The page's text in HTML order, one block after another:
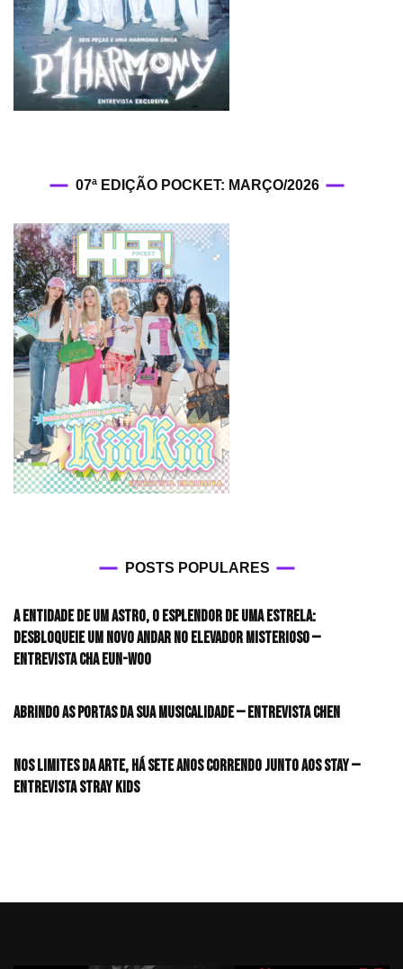
07ª EDIÇÃO POCKET: MARÇO/2026
POSTS POPULARES
A entidade de um astro, o esplendor de uma estrela:
desbloqueie um novo andar no elevador misterioso —
Entrevista CHA EUN-WOO
Abrindo as portas da sua musicalidade — Entrevista CHEN
Nos limites da arte, há sete anos correndo junto aos STAY —
Entrevista Stray Kids